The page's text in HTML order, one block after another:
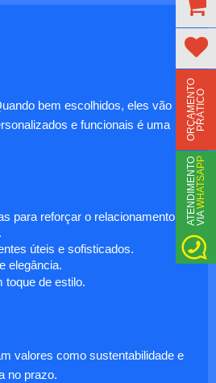
bem escolhidos, eles vão
e funcionais é uma
para reforçar o relacionamento
úteis e sofisticados.
elegância.
toque de estilo.
valores como sustentabilidade e
no prazo.
O
R
Ç
A
M
E
N
T
O
P
R
Á
T
I
CO
A
TE
N
D
I
M
E
N
T
O
V
I
AWHATSAPP